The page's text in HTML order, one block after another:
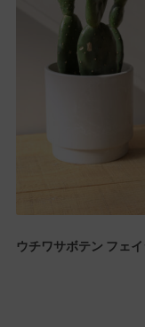
ウチワサボテン フェ